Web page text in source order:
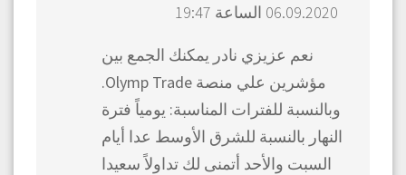
06.09.2020 الساعة 19:47
نعم عزيزي نادر يمكنك الجمع بين
مؤشرين علي منصة Olymp Trade.
وبالنسبة للفترات المناسبة: يومياً فترة
النهار بالنسبة للشرق الأوسط عدا أيام
السبت والأحد أتمنى لك تداولاً سعيدا